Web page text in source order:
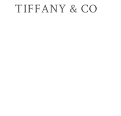
TIFFANY & CO